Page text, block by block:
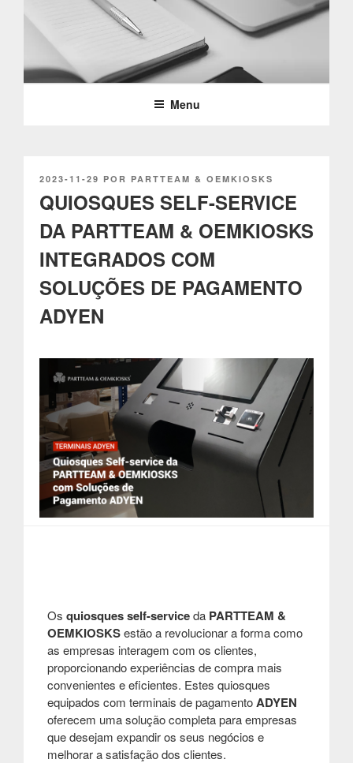
conteúdoPARTTEAM & OEMKIOSKS
BLOG
Menu
PUBLICADO
2023-11-29 POR PARTTEAM & OEMKIOSKS
QUIOSQUES SELF-SERVICE
DA PARTTEAM & OEMKIOSKS
INTEGRADOS COM
SOLUÇÕES DE PAGAMENTO
ADYEN
Os quiosques self-serviceda PARTTEAM &
OEMKIOSKSestão a revolucionar a forma como
as empresas interagem com os clientes,
proporcionando experiências de compra mais
convenientes e eficientes. Estes quiosques
equipados com terminais de pagamentoADYEN
oferecem uma solução completa para empresas
que desejam expandir os seus negócios e
melhorar a satisfação dos clientes.